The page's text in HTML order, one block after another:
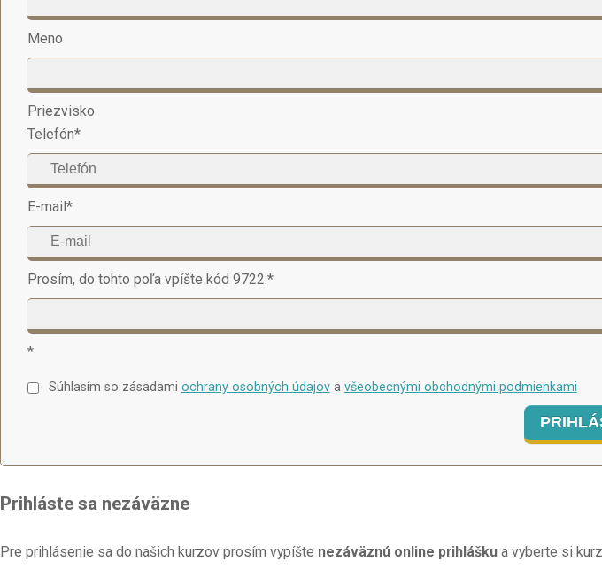
Meno
Priezvisko
Telefón*
E-mail*
Prosím, do tohto poľa vpíšte kód 9722:*
*
Súhlasím so zásadami ochrany osobných údajova všeobecnými obchodnými podmienkami
Prihláste sa nezáväzne
Pre prihlásenie sa do našich kurzov prosím vypíšte nezáväznú online prihlášku a vyberte si